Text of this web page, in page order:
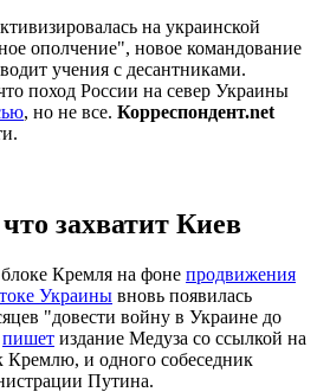
на украинской
ополчение", новое командование
учения с десантниками.
поход России на север Украины
, но не все. Корреспондент.net
захватит Киев
Кремля на фоне продвижения
Украины вновь появилась
"довести войну в Украине до
пишет издание Медуза со ссылкой на
Кремлю, и одного собеседник
Путина.